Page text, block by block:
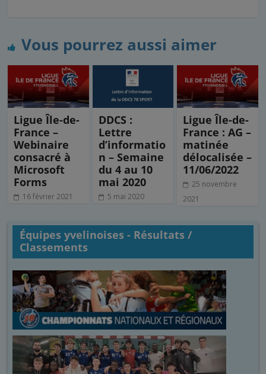
b
o
o
e
r
d
I
n
g
e
Vous pourrez aussi aimer
Ligue Île-de-
France –
Webinaire
consacré à
Microsoft
Forms
16 février 2021
DDCS :
Lettre
d’informatio
n – Semaine
du 4 au 10
mai 2020
5 mai 2020
Ligue Île-de-
France : AG –
matinée
délocalisée –
11/06/2022
25 novembre
2021
Équipes yvelinoises - Résultats /
Classements